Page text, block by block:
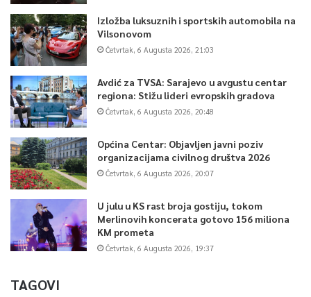
0
Izložba luksuznih i sportskih automobila na
Vilsonovom
Četvrtak, 6 Augusta 2026, 21:03
Avdić za TVSA: Sarajevo u avgustu centar
regiona: Stižu lideri evropskih gradova
Četvrtak, 6 Augusta 2026, 20:48
Općina Centar: Objavljen javni poziv
organizacijama civilnog društva 2026
Četvrtak, 6 Augusta 2026, 20:07
U julu u KS rast broja gostiju, tokom
Merlinovih koncerata gotovo 156 miliona
KM prometa
Četvrtak, 6 Augusta 2026, 19:37
TAGOVI